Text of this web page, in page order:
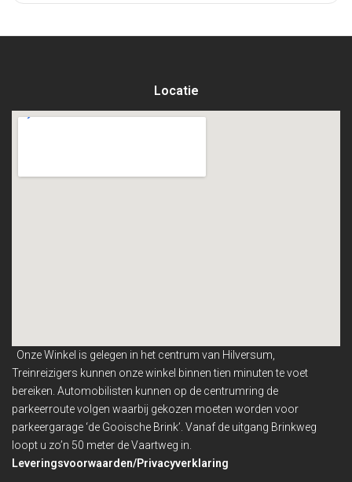
Locatie
Onze Winkel is gelegen in het centrum van Hilversum,
Treinreizigers kunnen onze winkel binnentien minuten te voet
bereiken. Automobilisten kunnen op de centrumring de
parkeerroute volgen waarbij gekozen moeten worden voor
parkeergarage ‘de Gooische Brink’. Vanaf de uitgang Brinkweg
loopt u zo’n 50 meter de Vaartweg in.
Leveringsvoorwaarden/Privacyverklaring